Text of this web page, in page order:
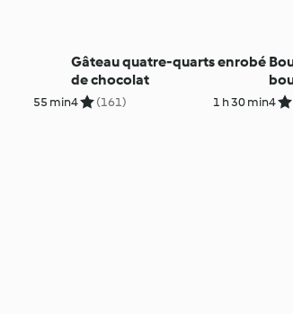
55 min
Gâteau quatre-quarts enrobé
de chocolat
4 (161) 1 h 30 min4